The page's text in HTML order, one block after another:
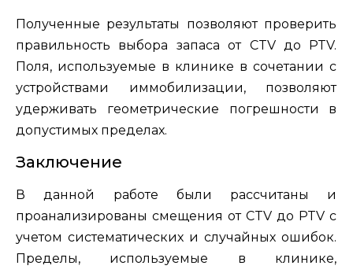
Полученные результаты позволяют проверить
правильность выбора запаса от CTV до PTV.
Поля, используемые в клинике в сочетании с
устройствами иммобилизации, позволяют
удерживать геометрические погрешности в
допустимых пределах.
Заключение
В данной работе были рассчитаны и
проанализированы смещения от CTV до PTV с
учетом систематических и случайных ошибок.
Пределы, используемые в клинике,